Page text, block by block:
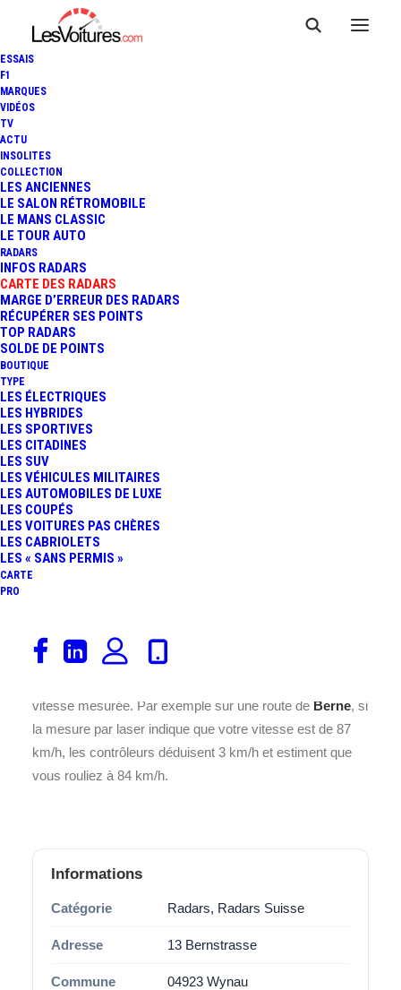
ESSAIS
F1
MARQUES
VIDÉOS
TV
ACTU
INSOLITES
COLLECTION
LES ANCIENNES
LE SALON RÉTROMOBILE
LE MANS CLASSIC
LE TOUR AUTO
RADARS
INFOS RADARS
CARTE DES RADARS
MARGE D’ERREUR DES RADARS
RÉCUPÉRER SES POINTS
TOP RADARS
SOLDE DE POINTS
BOUTIQUE
TYPE
LES ÉLECTRIQUES
LES HYBRIDES
LES SPORTIVES
LES CITADINES
LES SUV
LES VÉHICULES MILITAIRES
LES AUTOMOBILES DE LUXE
LES COUPÉS
LES VOITURES PAS CHÈRES
LES CABRIOLETS
LES « SANS PERMIS »
CARTE
PRO
Suisse Wynau
Bernstrasse
Ce Radar feu rouge en Suisse semble être
En Suisse, à, une marge de tolérance des radars est
vitesse mesurée. Par exemple sur une route de Berne, si
la mesure par laser indique que votre vitesse est de 87
km/h, les contrôleurs déduisent 3 km/h et estiment que
vous rouliez à 84 km/h.
Informations
Catégorie Radars, Radars Suisse
Adresse 13 Bernstrasse
Commune 04923 Wynau